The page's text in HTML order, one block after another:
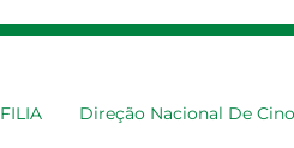
Direção Nacional De